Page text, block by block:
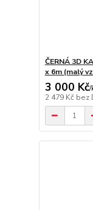
ČERNÁ 3D
x 6m (malý
3 000 Kč/
2 479 Kč bez